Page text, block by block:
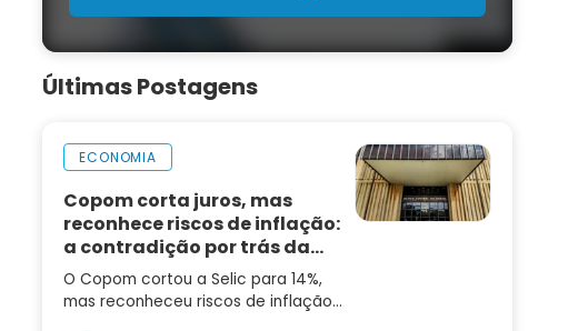
Últimas Postagens
ECONOMIA
Copom corta juros, mas
reconhece riscos de inflação:
a contradição por trás da
decisão
O Copom cortou a Selic para 14%,
mas reconheceu riscos de inflação